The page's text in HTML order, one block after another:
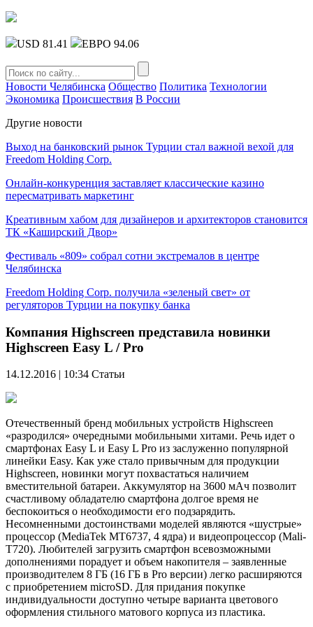
USD 81.41 ЕВРО 94.06
Новости Челябинска Общество Политика Технологии
Экономика Происшествия В России
Другие новости
Выход на банковский рынок Турции стал важной вехой для
Freedom Holding Corp.
Онлайн-конкуренция заставляет классические казино
пересматривать маркетинг
Креативным хабом для дизайнеров и архитекторов становится
ТК «Каширский Двор»
Фестиваль «809» собрал сотни экстремалов в центре
Челябинска
Freedom Holding Corp. получила «зеленый свет» от
регуляторов Турции на покупку банка
Компания Highscreen представила новинки
Highscreen Easy L / Pro
14.12.2016 | 10:34 Статьи
Отечественный бренд мобильных устройств Highscreen
«разродился» очередными мобильными хитами. Речь идет о
смартфонах Easy L и Easy L Pro из заслуженно популярной
линейки Easy. Как уже стало привычным для продукции
Highscreen, новинки могут похвастаться наличием
вместительной батареи. Аккумулятор на 3600 мАч позволит
счастливому обладателю смартфона долгое время не
беспокоиться о необходимости его подзарядить.
Несомненными достоинствами моделей являются «шустрые»
процессор (MediaTek MT6737, 4 ядра) и видеопроцессор (Mali-
T720). Любителей загрузить смартфон всевозможными
дополнениями порадует и объем накопителя – заявленные
производителем 8 ГБ (16 ГБ в Pro версии) легко расширяются
с приобретением microSD. Для придания покупке
индивидуальности доступно четыре варианта цветового
оформления стильного матового корпуса из пластика.